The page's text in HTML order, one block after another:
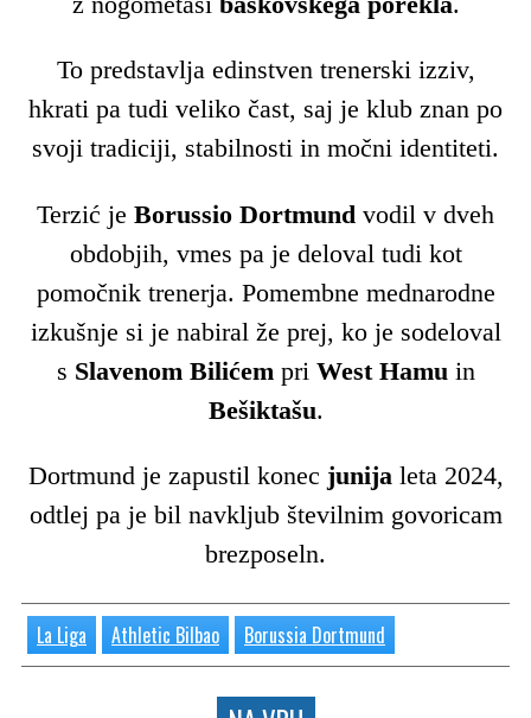
To predstavlja edinstven trenerski izziv,
hkrati pa tudi veliko čast, saj je klub znan po
svoji tradiciji, stabilnosti in močni identiteti.
Terzić je Borussio Dortmund vodil v dveh
obdobjih, vmes pa je deloval tudi kot
pomočnik trenerja. Pomembne mednarodne
izkušnje si je nabiral že prej, ko je sodeloval
s Slavenom Bilićem pri West Hamu in
Bešiktašu.
Dortmund je zapustil konec junija leta 2024,
odtlej pa je bil navkljub številnim govoricam
brezposeln.
La Liga Athletic Bilbao Borussia Dortmund